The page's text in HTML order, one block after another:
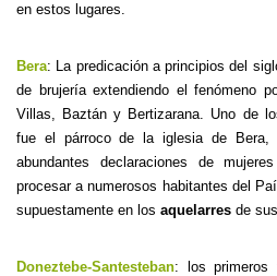
en estos lugares.
Bera: La predicación a principios del
de brujería extendiendo el fenómeno
Villas, Baztán y Bertizarana. Uno de
fue el párroco de la iglesia de Bera,
abundantes declaraciones de
procesar a numerosos habitantes del
supuestamente en los aquelarres de
Doneztebe-Santesteban: los primeros